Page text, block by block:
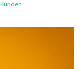
Kunden